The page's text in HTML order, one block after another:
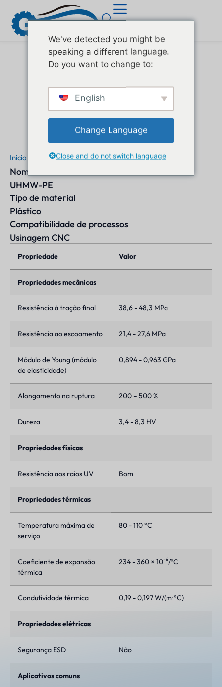
Inicio Material " PP
Nome do material
UHMW-PE
Tipo de material
Plástico
Compatibilidade de processos
Usinagem CNC
Propriedade Valor
Propriedades mecânicas
Resistência à tração final 38,6 - 48,3 MPa
Resistência ao escoamento 21,4 - 27,6 MPa
Módulo de Young (módulo
de elasticidade)
0,894 - 0,963 GPa
Alongamento na ruptura 200 – 500 %
Dureza 3,4 - 8,3 HV
Propriedades físicas
Resistência aos raios UV Bom
Propriedades térmicas
Temperatura máxima de
serviço
80 - 110 °C
Coeficiente de expansão
térmica
234 - 360 × 10-6/ºC
Condutividade térmica 0,19 - 0,197 W/(m⋅°C)
Propriedades elétricas
Segurança ESD Não
Aplicativos comuns
We've detected you might be
speaking a different language.
Do you want to change to:
English
Change Language
Close and do not switch language